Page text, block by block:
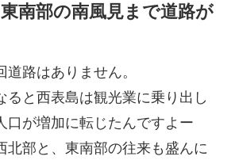
南部の南風見まで道路が
路はありません。
ると西表島は観光業に乗り出し
口が増加に転じたんですよー
北部と、東南部の往来も盛んに